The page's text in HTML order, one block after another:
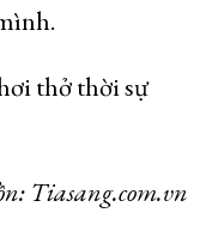
thở thời sự
Tiasang.com.vn